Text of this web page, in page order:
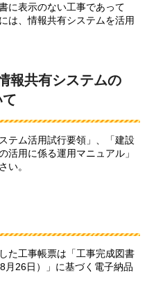
に表示のない工事であって
は、情報共有システムを活用
報共有システムの
テム活用試行要領」、「建設
活用に係る運用マニュアル」
い。
た工事帳票は「工事完成図書
月26日）」に基づく電子納品